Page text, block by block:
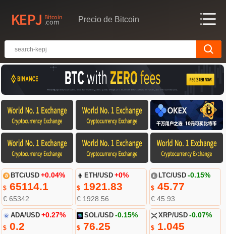
Precio de Bitcoin
BTC/USD +0.04%
$65114.1
€ 65342
ETH/USD +0%
$ 1921.83
€ 1928.56
LTC/USD -0.15%
$45.77
€ 45.93
ADA/USD +0.27%
$0.2
SOL/USD -0.15%
$ 76.25
XRP/USD -0.07%
$1.045